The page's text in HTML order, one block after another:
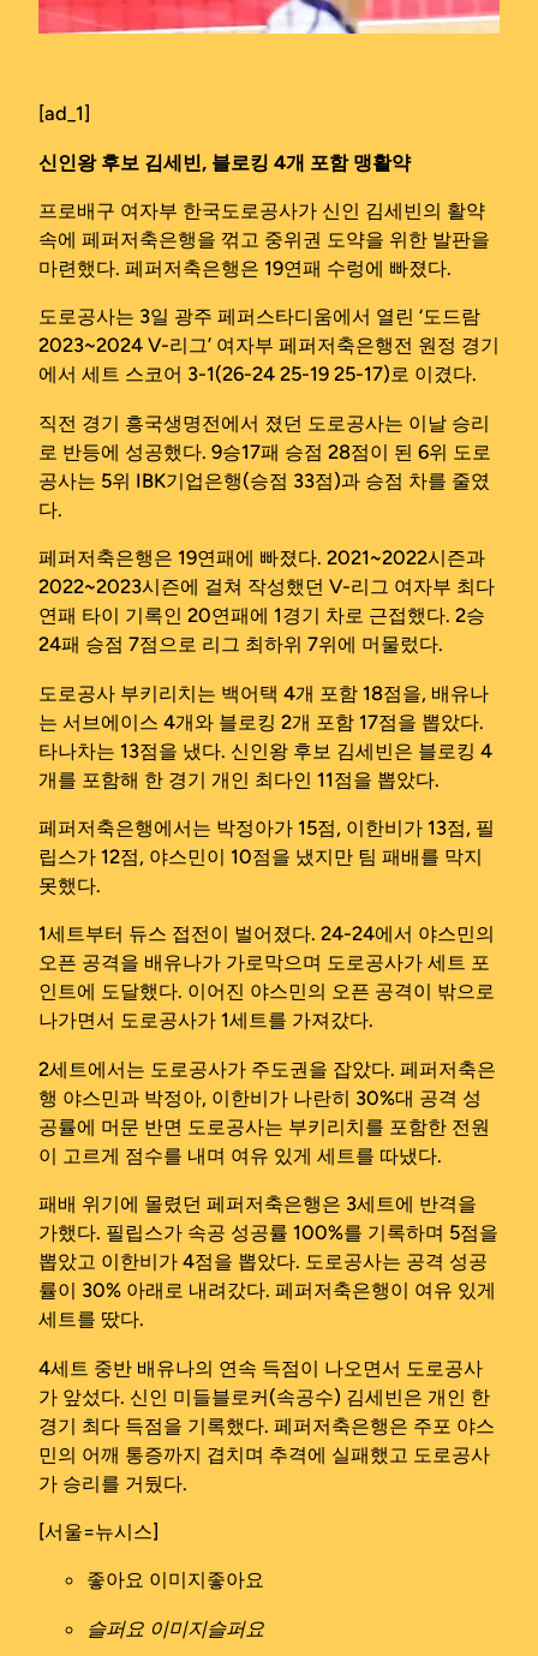
[ad_1]
신인왕 후보 김세빈, 블로킹 4개 포함 맹활약
프로배구 여자부 한국도로공사가 신인 김세빈의 활약
속에 페퍼저축은행을 꺾고 중위권 도약을 위한 발판을
마련했다. 페퍼저축은행은 19연패 수렁에 빠졌다.
도로공사는 3일 광주 페퍼스타디움에서 열린 ‘도드람
2023~2024 V-리그’ 여자부 페퍼저축은행전 원정 경기
에서 세트 스코어 3-1(26-24 25-19 25-17)로 이겼다.
직전 경기 흥국생명전에서 졌던 도로공사는 이날 승리
로 반등에 성공했다. 9승17패 승점 28점이 된 6위 도로
공사는 5위 IBK기업은행(승점 33점)과 승점 차를 줄였
다.
페퍼저축은행은 19연패에 빠졌다. 2021~2022시즌과
2022~2023시즌에 걸쳐 작성했던 V-리그 여자부 최다
연패 타이 기록인 20연패에 1경기 차로 근접했다. 2승
24패 승점 7점으로 리그 최하위 7위에 머물렀다.
도로공사 부키리치는 백어택 4개 포함 18점을, 배유나
는 서브에이스 4개와 블로킹 2개 포함 17점을 뽑았다.
타나차는 13점을 냈다. 신인왕 후보 김세빈은 블로킹 4
개를 포함해 한 경기 개인 최다인 11점을 뽑았다.
페퍼저축은행에서는 박정아가 15점, 이한비가 13점, 필
립스가 12점, 야스민이 10점을 냈지만 팀 패배를 막지
못했다.
1세트부터 듀스 접전이 벌어졌다. 24-24에서 야스민의
오픈 공격을 배유나가 가로막으며 도로공사가 세트 포
인트에 도달했다. 이어진 야스민의 오픈 공격이 밖으로
나가면서 도로공사가 1세트를 가져갔다.
2세트에서는 도로공사가 주도권을 잡았다. 페퍼저축은
행 야스민과 박정아, 이한비가 나란히 30%대 공격 성
공률에 머문 반면 도로공사는 부키리치를 포함한 전원
이 고르게 점수를 내며 여유 있게 세트를 따냈다.
패배 위기에 몰렸던 페퍼저축은행은 3세트에 반격을
가했다. 필립스가 속공 성공률 100%를 기록하며 5점을
뽑았고 이한비가 4점을 뽑았다. 도로공사는 공격 성공
률이 30% 아래로 내려갔다. 페퍼저축은행이 여유 있게
세트를 땄다.
4세트 중반 배유나의 연속 득점이 나오면서 도로공사
가 앞섰다. 신인 미들블로커(속공수) 김세빈은 개인 한
경기 최다 득점을 기록했다. 페퍼저축은행은 주포 야스
민의 어깨 통증까지 겹치며 추격에 실패했고 도로공사
가 승리를 거뒀다.
[서울=뉴시스]
좋아요 이미지좋아요
슬퍼요 이미지슬퍼요